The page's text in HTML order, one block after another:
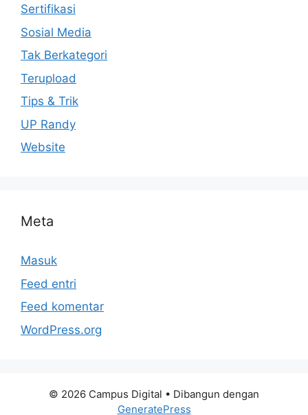
Sertifikasi
Sosial Media
Tak Berkategori
Terupload
Tips & Trik
UP Randy
Website
Meta
Masuk
Feed entri
Feed komentar
WordPress.org
© 2026 Campus Digital • Dibangun dengan
GeneratePress